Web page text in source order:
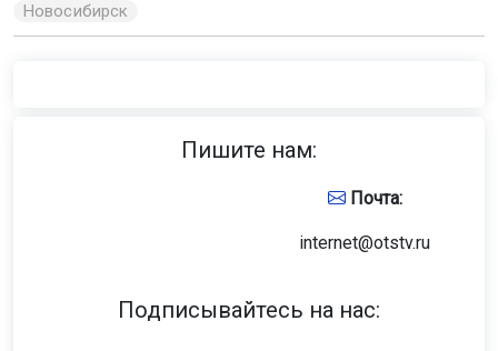
Новосибирск
Пишите нам:
Почта:
internet@otstv.ru
Подписывайтесь на нас: